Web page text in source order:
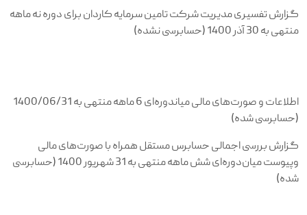
گزارش تفسیری مدیریت شرکت تامین سرمایه کاردان برای دوره نه ماهه
منتهی به 30 آذر 1400 (حسابرسی نشده)
اطلاعات و صورت‌های مالی میاندوره‌ای 6 ماهه منتهی به 1400/06/31
(حسابرسی شده)
گزارش بررسی اجمالی حسابرس مستقل همراه با صورت‌های مالی
وپیوست میان‌دوره‌ای شش ماهه منتهی به 31 شهریور 1400 (حسابرسی
شده)